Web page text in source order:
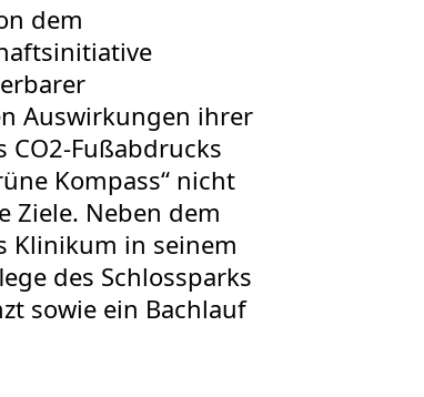
dem
Auswirkungen ihrer
Fußabdrucks
Kompass“ nicht
Ziele. Neben dem
Klinikum in seinem
des Schlossparks
sowie ein Bachlauf